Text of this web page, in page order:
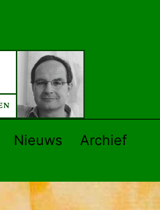
Nieuws Archief